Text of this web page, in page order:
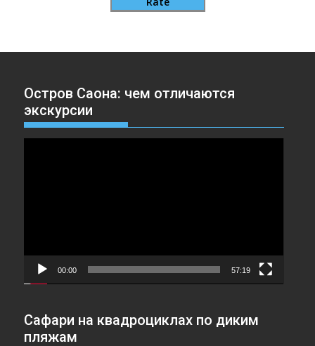
Остров Саона: чем отличаются
экскурсии
00:00 57:19
Сафари на квадроциклах по диким
пляжам